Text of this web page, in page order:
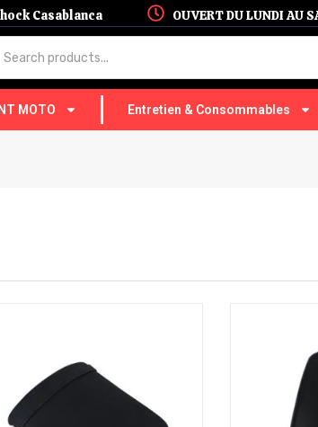
Casablanca OUVERT DU LUNDI AU
MOTO Entretien & Consommables